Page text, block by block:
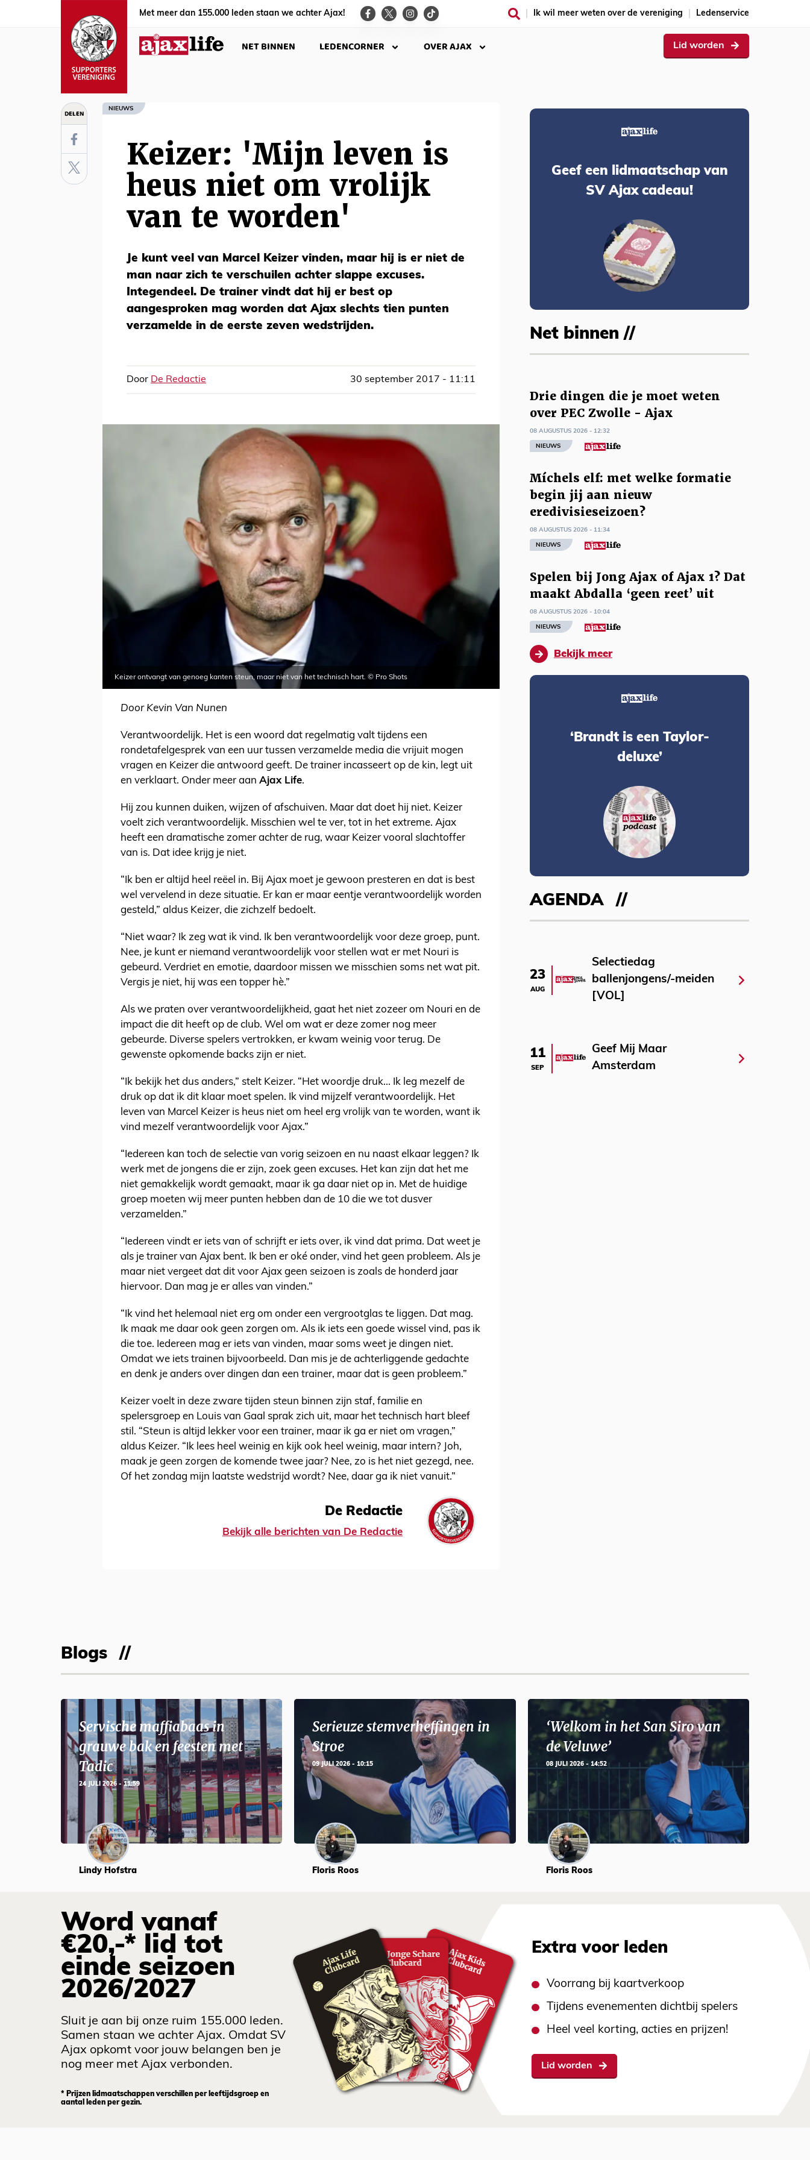
Met meer dan 155.000 leden staan we achter Ajax! Ik wil meer weten over de vereniging Ledenservice
NET BINNEN LEDENCORNER OVER AJAX Lid worden
DELEN NIEUWS
Keizer: 'Mijn leven is
heus niet om vrolijk
van te worden'
Je kunt veel van Marcel Keizer vinden, maar hij is er niet de
man naar zich te verschuilen achter slappe excuses.
Integendeel. De trainer vindt dat hij er best op
aangesproken mag worden dat Ajax slechts tien punten
verzamelde in de eerste zeven wedstrijden.
Door De Redactie 30 september 2017 - 11:11
Keizer ontvangt van genoeg kanten steun, maar niet van het technisch hart. © Pro Shots
Door Kevin Van Nunen
Verantwoordelijk. Het is een woord dat regelmatig valt tijdens een
rondetafelgesprek van een uur tussen verzamelde media die vrijuit mogen
vragen en Keizer die antwoord geeft. De trainer incasseert op de kin, legt uit
en verklaart. Onder meer aan Ajax Life.
Hij zou kunnen duiken, wijzen of afschuiven. Maar dat doet hij niet. Keizer
voelt zich verantwoordelijk. Misschien wel te ver, tot in het extreme. Ajax
heeft een dramatische zomer achter de rug, waar Keizer vooral slachtoffer
van is. Dat idee krijg je niet.
“Ik ben er altijd heel reëel in. Bij Ajax moet je gewoon presteren en dat is best
wel vervelend in deze situatie. Er kan er maar eentje verantwoordelijk worden
gesteld,” aldus Keizer, die zichzelf bedoelt.
“Niet waar? Ik zeg wat ik vind. Ik ben verantwoordelijk voor deze groep, punt.
Nee, je kunt er niemand verantwoordelijk voor stellen wat er met Nouri is
gebeurd. Verdriet en emotie, daardoor missen we misschien soms net wat pit.
Vergis je niet, hij was een topper hè.”
Als we praten over verantwoordelijkheid, gaat het niet zozeer om Nouri en de
impact die dit heeft op de club. Wel om wat er deze zomer nog meer
gebeurde. Diverse spelers vertrokken, er kwam weinig voor terug. De
gewenste opkomende backs zijn er niet.
“Ik bekijk het dus anders,” stelt Keizer. “Het woordje druk... Ik leg mezelf de
druk op dat ik dit klaar moet spelen. Ik vind mijzelf verantwoordelijk. Het
leven van Marcel Keizer is heus niet om heel erg vrolijk van te worden, want ik
vind mezelf verantwoordelijk voor Ajax.”
“Iedereen kan toch de selectie van vorig seizoen en nu naast elkaar leggen? Ik
werk met de jongens die er zijn, zoek geen excuses. Het kan zijn dat het me
niet gemakkelijk wordt gemaakt, maar ik ga daar niet op in. Met de huidige
groep moeten wij meer punten hebben dan de 10 die we tot dusver
verzamelden.”
“Iedereen vindt er iets van of schrijft er iets over, ik vind dat prima. Dat weet je
als je trainer van Ajax bent. Ik ben er oké onder, vind het geen probleem. Als je
maar niet vergeet dat dit voor Ajax geen seizoen is zoals de honderd jaar
hiervoor. Dan mag je er alles van vinden.”
“Ik vind het helemaal niet erg om onder een vergrootglas te liggen. Dat mag.
Ik maak me daar ook geen zorgen om. Als ik iets een goede wissel vind, pas ik
die toe. Iedereen mag er iets van vinden, maar soms weet je dingen niet.
Omdat we iets trainen bijvoorbeeld. Dan mis je de achterliggende gedachte
en denk je anders over dingen dan een trainer, maar dat is geen probleem.”
Keizer voelt in deze zware tijden steun binnen zijn staf, familie en
spelersgroep en Louis van Gaal sprak zich uit, maar het technisch hart bleef
stil. “Steun is altijd lekker voor een trainer, maar ik ga er niet om vragen,”
aldus Keizer. “Ik lees heel weinig en kijk ook heel weinig, maar intern? Joh,
maak je geen zorgen de komende twee jaar? Nee, zo is het niet gezegd, nee.
Of het zondag mijn laatste wedstrijd wordt? Nee, daar ga ik niet vanuit.”
De Redactie
Bekijk alle berichten van De Redactie
Geef een lidmaatschap van
SV Ajax cadeau!
Net binnen //
Drie dingen die je moet weten
over PEC Zwolle - Ajax
08 AUGUSTUS 2026 - 12:32
NIEUWS
Míchels elf: met welke formatie
begin jij aan nieuw
eredivisieseizoen?
08 AUGUSTUS 2026 - 11:34
NIEUWS
Spelen bij Jong Ajax of Ajax 1? Dat
maakt Abdalla ‘geen reet’ uit
08 AUGUSTUS 2026 - 10:04
NIEUWS
Bekijk meer
‘Brandt is een Taylor-
deluxe’
AGENDA
23
AUG
Selectiedag
ballenjongens/-meiden
[VOL]
11
SEP
Geef Mij Maar
Amsterdam
Blogs
Servische maffiabaas in
grauwe bak en feesten met
Tadic
24 JULI 2026 - 11:59
Lindy Hofstra
Serieuze stemverheffingen in
Stroe
09 JULI 2026 - 10:15
Floris Roos
‘Welkom in het San Siro van
de Veluwe’
08 JULI 2026 - 14:52
Floris Roos
Word vanaf
€20,-* lid tot
einde seizoen
2026/2027
Sluit je aan bij onze ruim 155.000 leden.
Samen staan we achter Ajax. Omdat SV
Ajax opkomt voor jouw belangen ben je
nog meer met Ajax verbonden.
* Prijzen lidmaatschappen verschillen per leeftijdsgroep en
aantal leden per gezin.
Extra voor leden
Voorrang bij kaartverkoop
Tijdens evenementen dichtbij spelers
Heel veel korting, acties en prijzen!
Lid worden